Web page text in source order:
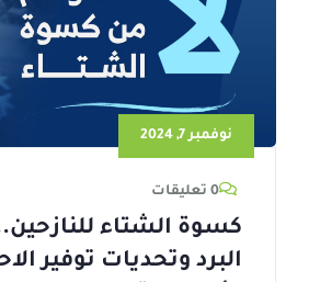
نوفمبر 7, 2024
0 تعليقات
كسوة الشتاء
البرد وتحديات توفير